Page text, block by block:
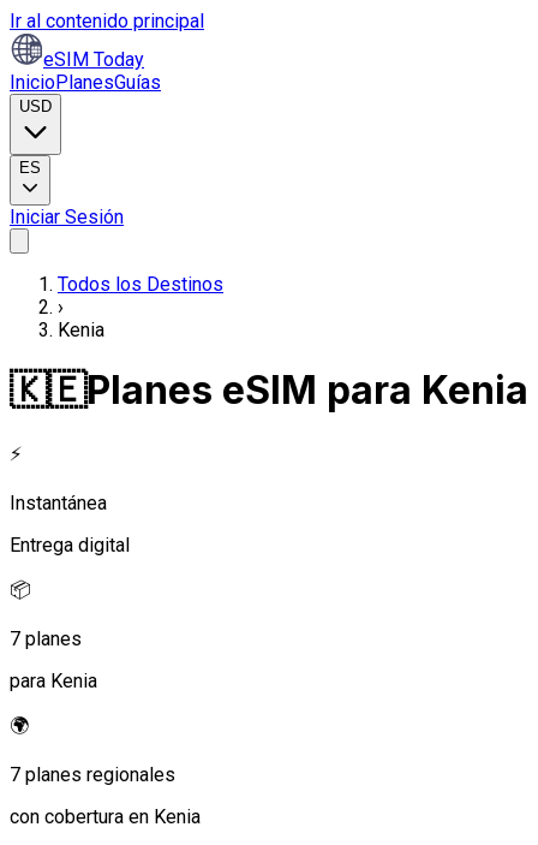
Ir al contenido principal
eSIM Today
InicioPlanesGuías
USD
ES
Iniciar Sesión
Todos los Destinos
›
Kenia
🇰🇪Planes eSIM para Kenia
⚡
Instantánea
Entrega digital
📦
7 planes
para Kenia
🌍
7 planes regionales
con cobertura en Kenia